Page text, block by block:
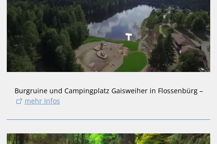
Burgruine und Campingplatz Gaisweiher in Flossenbürg –
mehr Infos